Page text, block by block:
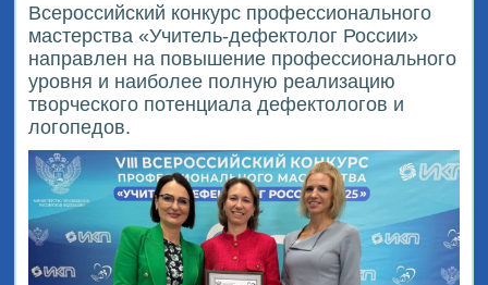
Всероссийский конкурс профессионального
мастерства «Учитель-дефектолог России»
направлен на повышение профессионального
уровня и наиболее полную реализацию
творческого потенциала дефектологов и
логопедов.